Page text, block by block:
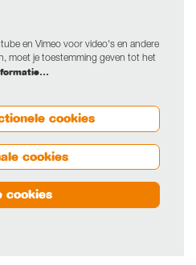
en Vimeo voor video's en andere
moet je toestemming geven tot het
cookies
cookies
cookies